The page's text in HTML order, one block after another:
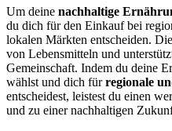
Um deine nachhaltige
du dich für den Einkauf bei
lokalen Märkten entscheiden.
von Lebensmitteln und
Gemeinschaft. Indem du deine
wählst und dich fürregionale
entscheidest, leistest du einen
und zu einer nachhaltigen